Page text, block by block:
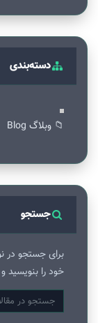
دسته‌بندی
📁 وبلاگ Blog
جستجو
برای جستجو در
خود را بنویسید